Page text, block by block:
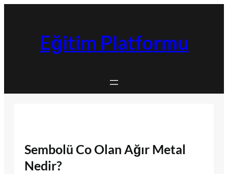
Eğitim Platformu
Sembolü Co Olan Ağır Metal
Nedir?